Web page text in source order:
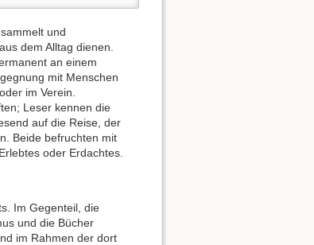
und
aus dem Alltag dienen.
an einem
mit Menschen
im Verein.
Leser kennen die
auf die Reise, der
Beide befruchten mit
oder Erdachtes.
Im Gegenteil, die
und die Bücher
im Rahmen der dort